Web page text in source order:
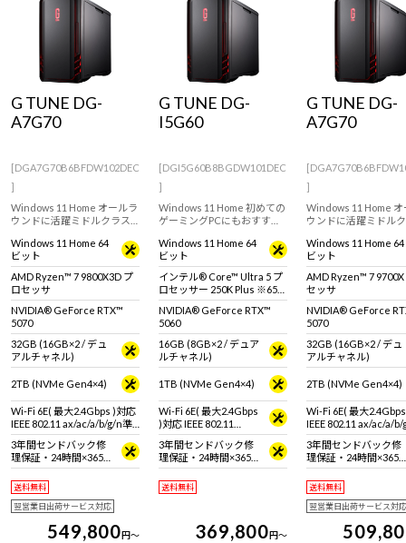
ディスプレイ
Windows 11
Copilot+ PC
AIおすすめパソコン
Windows 11
G TUNE DG-
A7G70
[DGA7G70B6BFDW102DEC
]
Windows 11 Home オールラ
ウンドに活躍ミドルクラス
RTX 5070 & AMD Ryzen 7
9800X3D 搭載。 ※モニタ・
マウス・キーボードは別売
りです。
Windows 11 Home 64
ビット
AMD Ryzen™ 7 9800X3D プ
ロセッサ
NVIDIA® GeForce RTX™
5070
32GB (16GB×2 / デュ
アルチャネル)
2TB (NVMe Gen4×4)
Wi-Fi 6E( 最大2.4Gbps )対応
IEEE 802.11 ax/ac/a/b/g/n準
拠 ＋ Bluetooth 5内蔵
3年間センドバック修
理保証・24時間×365
日電話サポート
送料無料
翌営業日出荷サービス対応
549,800円～
G TUNE DG-
I5G60
[DGI5G60B8BGDW101DEC
]
Windows 11 Home 初めての
ゲーミングPCにもおすす
プロセッサー 250K Plus と
GeForce RTX 5060搭載のミ
ニタワー型デスクトップ
PC。※モニタ・マウス・キ
ーボードは別売りです。
Windows 11 Home 64
ビット
インテル® Core™ Ultra 5 プ
ロセッサー 250K Plus ※65W
動作
NVIDIA® GeForce RTX™
5060
16GB (8GB×2 / デュア
ルチャネル)
1TB (NVMe Gen4×4)
Wi-Fi 6E( 最大2.4Gbps
)対応 IEEE 802.11
ax/ac/a/b/g/n準拠 ＋
Bluetooth 5内蔵
3年間センドバック修
理保証・24時間×365
日電話サポート
送料無料
369,800円～
G TUNE DG-
A7G70
]
Windows 11 Home オ
ウンドに活躍ミドル
RTX 5070 & AMD
9700X 搭載。 ※モニ
ウス・キーボードは
です。
Windows 11 Home 64
ビット
AMD Ryzen™ 7 9700X
セッサ
NVIDIA® GeForce
5070
32GB (16GB×2 / デュ
アルチャネル)
2TB (NVMe Gen4×4)
Wi-Fi 6E( 最大
IEEE 802.11 ax/ac/a/
拠 ＋ Bluetooth 5内蔵
3年間センドバック修
理保証・24時間×365
日電話サポート
送料無料
翌営業日出荷サービス対応